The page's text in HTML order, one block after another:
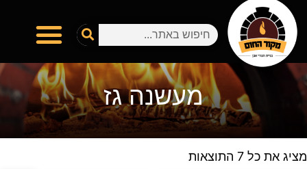
מעשנה גז
מציג את כל 7 התוצאות